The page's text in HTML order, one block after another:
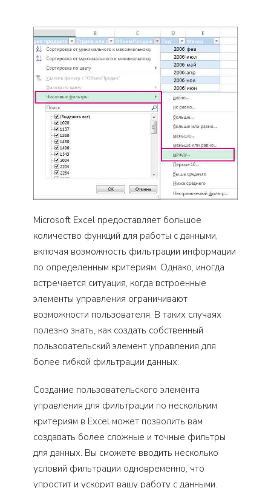
Microsoft Excel предоставляет большое
количество функций для работы с данными,
включая возможность фильтрации информации
по определенным критериям. Однако, иногда
встречается ситуация, когда встроенные
элементы управления ограничивают
возможности пользователя. В таких случаях
полезно знать, как создать собственный
пользовательский элемент управления для
более гибкой фильтрации данных.
Создание пользовательского элемента
управления для фильтрации по нескольким
критериям в Excel может позволить вам
создавать более сложные и точные фильтры
для данных. Вы сможете вводить несколько
условий фильтрации одновременно, что
упростит и ускорит вашу работу с данными.